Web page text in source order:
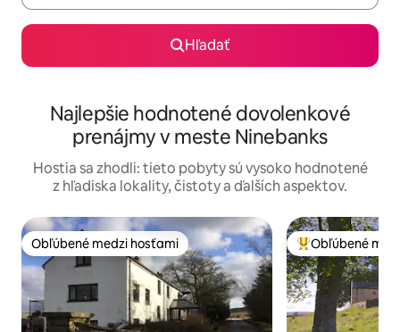
Hľadať
Najlepšie hodnotené dovolenkové
prenájmy v meste Ninebanks
Hostia sa zhodli: tieto pobyty sú vysoko hodnotené
z hľadiska lokality, čistoty a ďalších aspektov.
Obľúbené medzi hosťami
Obľúbené medzi hosťami Najobľúbenejšie
Obľúbené